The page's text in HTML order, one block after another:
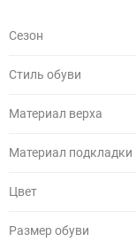
Сезон
Стиль обуви
Материал верха
Материал подкладки
Цвет
Размер обуви